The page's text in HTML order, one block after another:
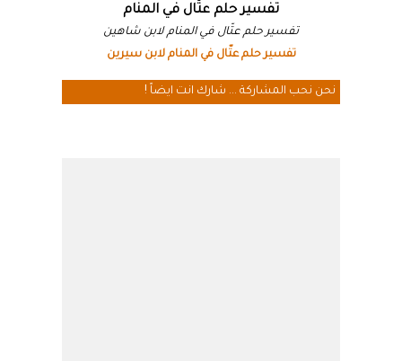
تفسير حلم عتّال في المنام
تفسير حلم عتّال في المنام لابن شاهين
تفسير حلم عتّال في المنام لابن سيرين
نحن نحب المشاركة ... شارك انت ايضاً !